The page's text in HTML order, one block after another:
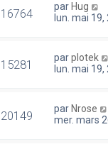
16764 par Hug
lun. mai
15281 parplotek
lun. mai
20149 par Nrose
mer. mars